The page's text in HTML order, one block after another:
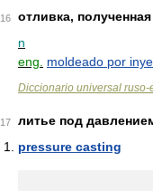
16
отливка,
n
eng.
moldeado por
Diccionario universal ruso-
17
литье под
pressure casting